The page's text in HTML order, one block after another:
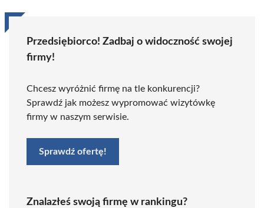
Przedsiębiorco! Zadbaj o widoczność swojej
firmy!
Chcesz wyróżnić firmę na tle konkurencji?
Sprawdź jak możesz wypromować wizytówkę
firmy w naszym serwisie.
Sprawdź ofertę!
Znalazłeś swoją firmę w rankingu?